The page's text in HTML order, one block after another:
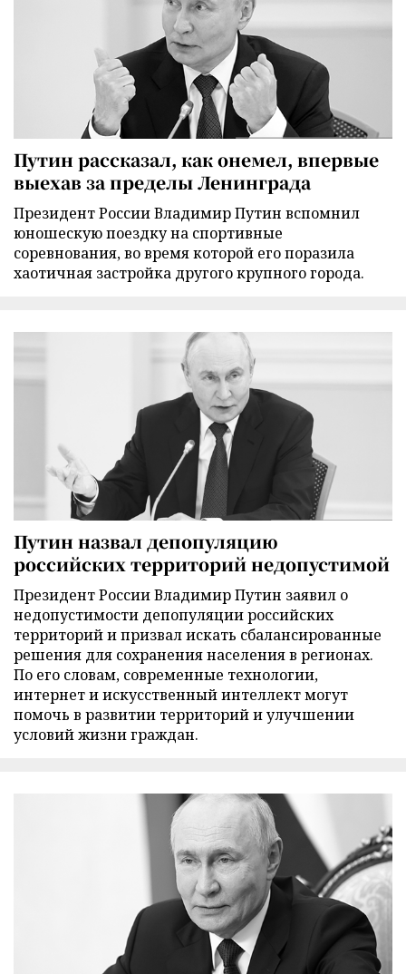
Путин рассказал, как онемел, впервые
выехав за пределы Ленинграда
Президент России Владимир Путин вспомнил
юношескую поездку на спортивные
соревнования, во время которой его поразила
хаотичная застройка другого крупного города.
Путин назвал депопуляцию
российских территорий недопустимой
Президент России Владимир Путин заявил о
недопустимости депопуляции российских
территорий и призвал искать сбалансированные
решения для сохранения населения в регионах.
По его словам, современные технологии,
интернет и искусственный интеллект могут
помочь в развитии территорий и улучшении
условий жизни граждан.